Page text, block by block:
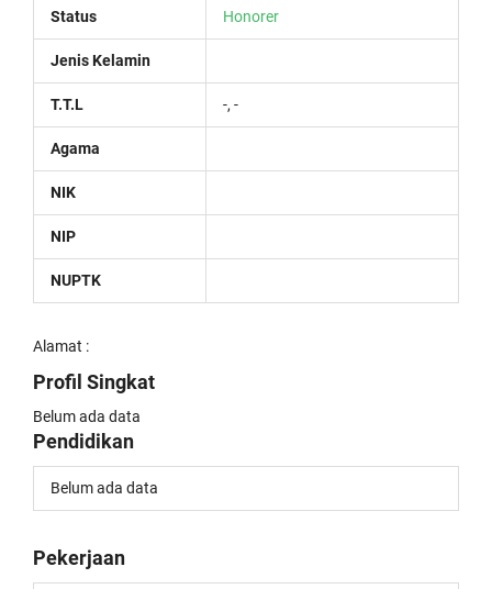
Status Honorer
Jenis Kelamin
T.T.L -, -
Agama
NIK
NIP
NUPTK
Alamat :
Profil Singkat
Belum ada data
Pendidikan
Belum ada data
Pekerjaan